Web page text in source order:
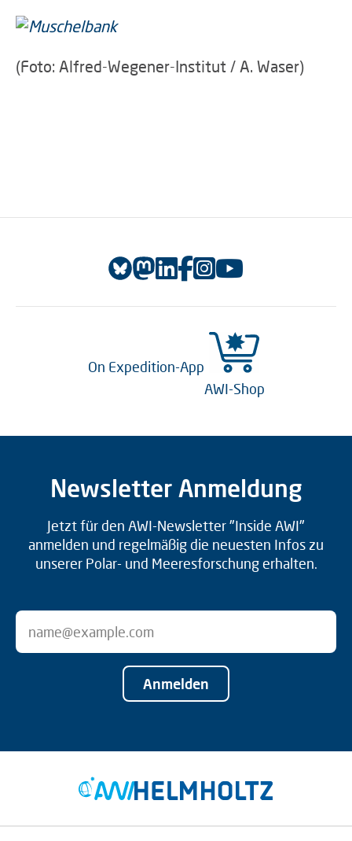
(Foto: Alfred-Wegener-Institut / A. Waser)
On Expedition-App
AWI-Shop
Newsletter Anmeldung
Jetzt für den AWI-Newsletter "Inside AWI"
anmelden und regelmäßig die neuesten Infos zu
unserer Polar- und Meeresforschung erhalten.
Anmelden